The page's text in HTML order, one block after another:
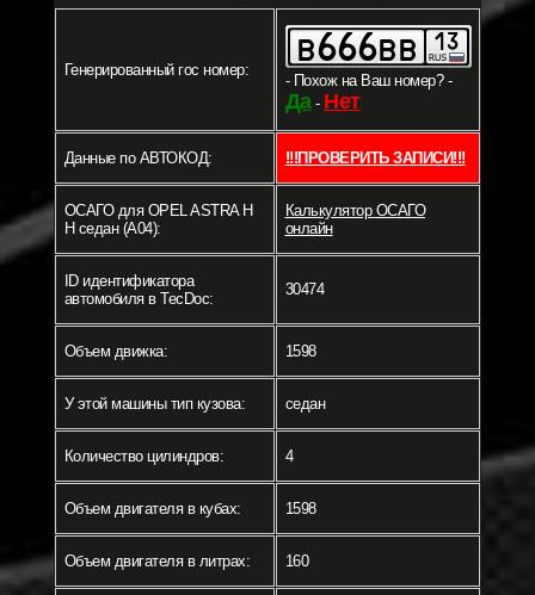
Генерированный гос номер:
- Похож на Ваш номер? -
Да- Нет
Данные по АВТОКОД: !!!ПРОВЕРИТЬ ЗАПИСИ!!!
ОСАГО для OPEL ASTRA H
H седан (A04):
Калькулятор ОСАГО
онлайн
ID идентификатора
автомобиля в TecDoc:
30474
Объем движка: 1598
У этой машины тип кузова: седан
Количество цилиндров: 4
Объем двигателя в кубах: 1598
Объем двигателя в литрах: 160